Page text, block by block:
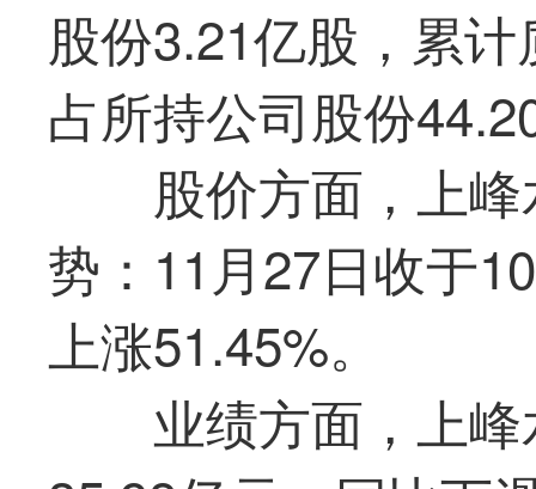
股份3.21亿股，累
占所持公司股份
股价方面，上
势：11月27日收于
上涨51.45%。
业绩方面，上